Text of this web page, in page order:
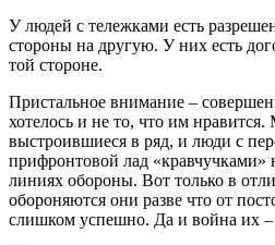
У людей с тележками есть
стороны на другую. У них есть
той стороне.
Пристальное внимание –
хотелось и не то, что им
выстроившиеся в ряд, и люди с
прифронтовой лад
линиях обороны. Вот только в
обороняются они разве что от
слишком успешно. Да и война их –